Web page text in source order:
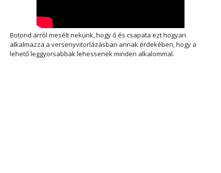
Botond arról mesélt nekünk, hogy ő és csapata ezt hogyan
alkalmazza a versenyvitorlázásban annak érdekében, hogy a
lehető leggyorsabbak lehessenek minden alkalommal.